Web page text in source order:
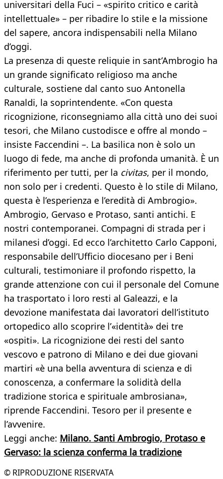
universitari della Fuci – «spirito critico e carità
intellettuale» – per ribadire lo stile e la missione
del sapere, ancora indispensabili nella Milano
d’oggi.
La presenza di queste reliquie in sant’Ambrogio ha
un grande significato religioso ma anche
culturale, sostiene dal canto suo Antonella
Ranaldi, la soprintendente. «Con questa
ricognizione, riconsegniamo alla città uno dei suoi
tesori, che Milano custodisce e offre al mondo –
insiste Faccendini –. La basilica non è solo un
luogo di fede, ma anche di profonda umanità. È un
riferimento per tutti, per la civitas, per il mondo,
non solo per i credenti. Questo è lo stile di Milano,
questa è l’esperienza e l’eredità di Ambrogio».
Ambrogio, Gervaso e Protaso, santi antichi. E
nostri contemporanei. Compagni di strada per i
milanesi d’oggi. Ed ecco l’architetto Carlo Capponi,
responsabile dell’Ufficio diocesano per i Beni
culturali, testimoniare il profondo rispetto, la
grande attenzione con cui il personale del Comune
ha trasportato i loro resti al Galeazzi, e la
devozione manifestata dai lavoratori dell’istituto
ortopedico allo scoprire l’«identità» dei tre
«ospiti». La ricognizione dei resti del santo
vescovo e patrono di Milano e dei due giovani
martiri «è una bella avventura di scienza e di
conoscenza, a confermare la solidità della
tradizione storica e spirituale ambrosiana»,
riprende Faccendini. Tesoro per il presente e
l’avvenire.
Leggi anche: Milano. Santi Ambrogio, Protaso e
Gervaso: la scienza conferma la tradizione
© RIPRODUZIONE RISERVATA